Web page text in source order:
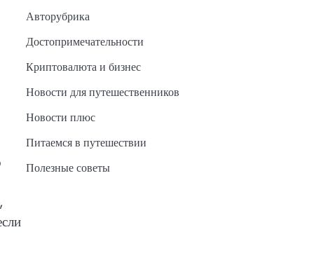
Авторубрика
Достопримечательности
Криптовалюта и бизнес
Новости для путешественников
Новости плюс
Питаемся в путешествии
Полезные советы